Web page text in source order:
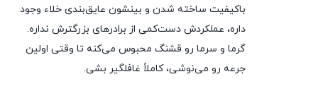
باکیفیت ساخته شدن و بینشون عایق‌بندی خلاء وجود
داره، عملکردش دست‌کمی از برادرهای بزرگترش نداره.
گرما و سرما رو قشنگ محبوس می‌کنه تا وقتی اولین
جرعه رو می‌نوشی، کاملاً غافلگیر بشی.